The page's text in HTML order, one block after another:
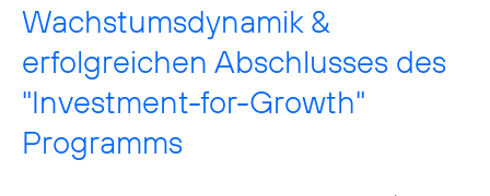
Wachstumsdynamik &
erfolgreichen Abschlusses des
"Investment-for-Growth"
Programms